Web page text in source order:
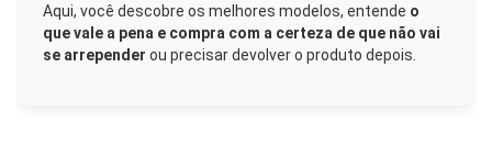
Aqui, você descobre os melhores modelos, entende o
que vale a pena e compra com a certeza de que não vai
se arrepender ou precisar devolver o produto depois.